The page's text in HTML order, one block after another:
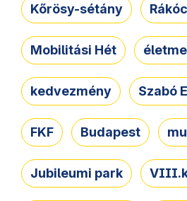
Kőrösy-sétány
Mobilitási Hét
kedvezmény Szabó
FKF Budapest
Jubileumi park